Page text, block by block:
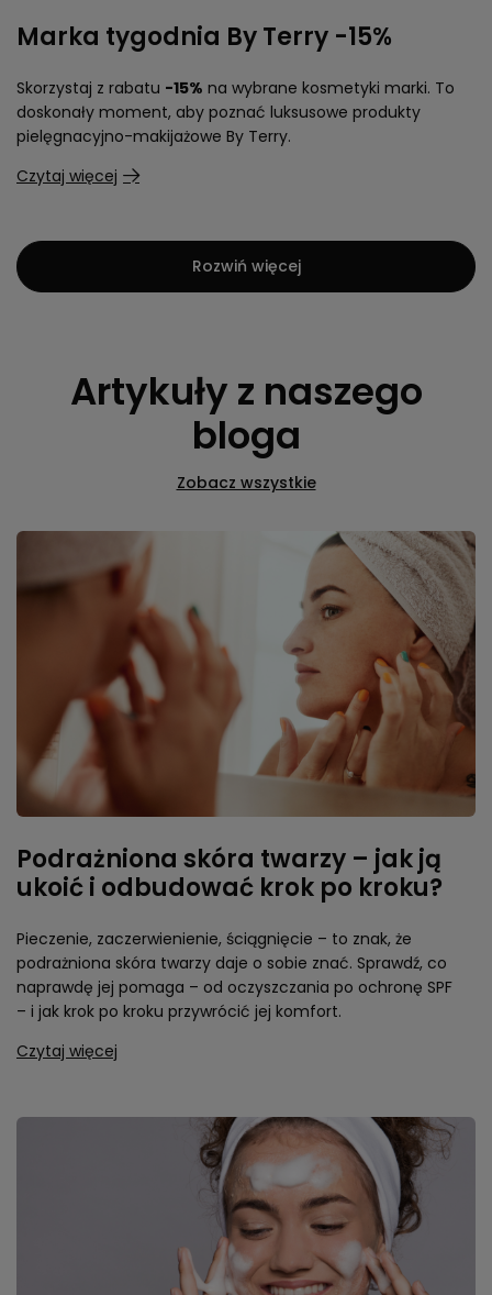
Marka tygodnia By Terry -15%
Skorzystaj z rabatu -15% na wybrane kosmetyki marki. To
doskonały moment, aby poznać luksusowe produkty
pielęgnacyjno-makijażowe By Terry.
Czytaj więcej
Rozwiń więcej
Artykuły z naszego
bloga
Zobacz wszystkie
Podrażniona skóra twarzy – jak ją
ukoić i odbudować krok po kroku?
Pieczenie, zaczerwienienie, ściągnięcie – to znak, że
podrażniona skóra twarzy daje o sobie znać. Sprawdź, co
naprawdę jej pomaga – od oczyszczania po ochronę SPF
– i jak krok po kroku przywrócić jej komfort.
Czytaj więcej